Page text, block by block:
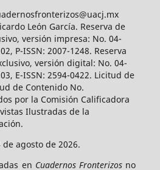
León García. Reserva de
versión impresa: No. 04-
P-ISSN: 2007-1248. Reserva
versión digital: No. 04-
E-ISSN: 2594-0422. Licitud de
de Contenido No.
por la Comisión Calificadora
Ilustradas de la
agosto de 2026.
en Cuadernos Fronterizosno